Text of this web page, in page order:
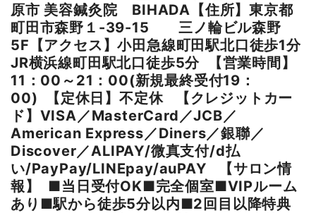
原市 美容鍼灸院 BIHADA【住所】東京都
町田市森野１-39-15 三ノ輪ビル森野
5F【アクセス】小田急線町田駅北口徒歩1分
JR横浜線町田駅北口徒歩5分 【営業時間】
11：00～21：00(新規最終受付19：
00) 【定休日】不定休 【クレジットカー
ド】VISA／MasterCard／JCB／
American Express／Diners／銀聯／
Discover／ALIPAY/微真支付/d払
い/PayPay/LINEpay/auPAY 【サロン情
報】 ■当日受付OK■完全個室■VIPルーム
あり■駅から徒歩5分以内■2回目以降特典